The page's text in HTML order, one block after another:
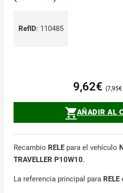
RefID: 110485
9,62€ 7,95€
AÑADIR AL
Recambio RELEpara el vehículo
TRAVELLER P10W10.
La referencia principal para RELE